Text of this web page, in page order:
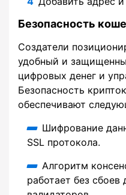
Безопасность
Создатели
удобный и
цифровых денег и
Безопасность
обеспечивают
Шифрование
SSL протокола.
Алгоритм
работает без